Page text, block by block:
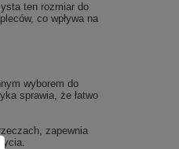
ten rozmiar do
co wpływa na
wyborem do
sprawia, że łatwo
zapewnia